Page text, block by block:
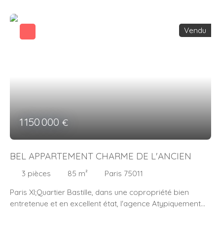
chambres, d'une cuisiné séparé et aménagée, d'une salle
d'eau, d'un WC séparé et des rangements. Vous serez
séduit par la vue panoramique, la luminosité et le calme
1 150 000€
Vendu
BEL APPARTEMENT CHARME DE L'ANCIEN
3 pièces 85 m²
Paris 75011
Paris XI;Quartier Bastille, dans une copropriété bien
entretenue et en excellent état, l'agence Atypiquement